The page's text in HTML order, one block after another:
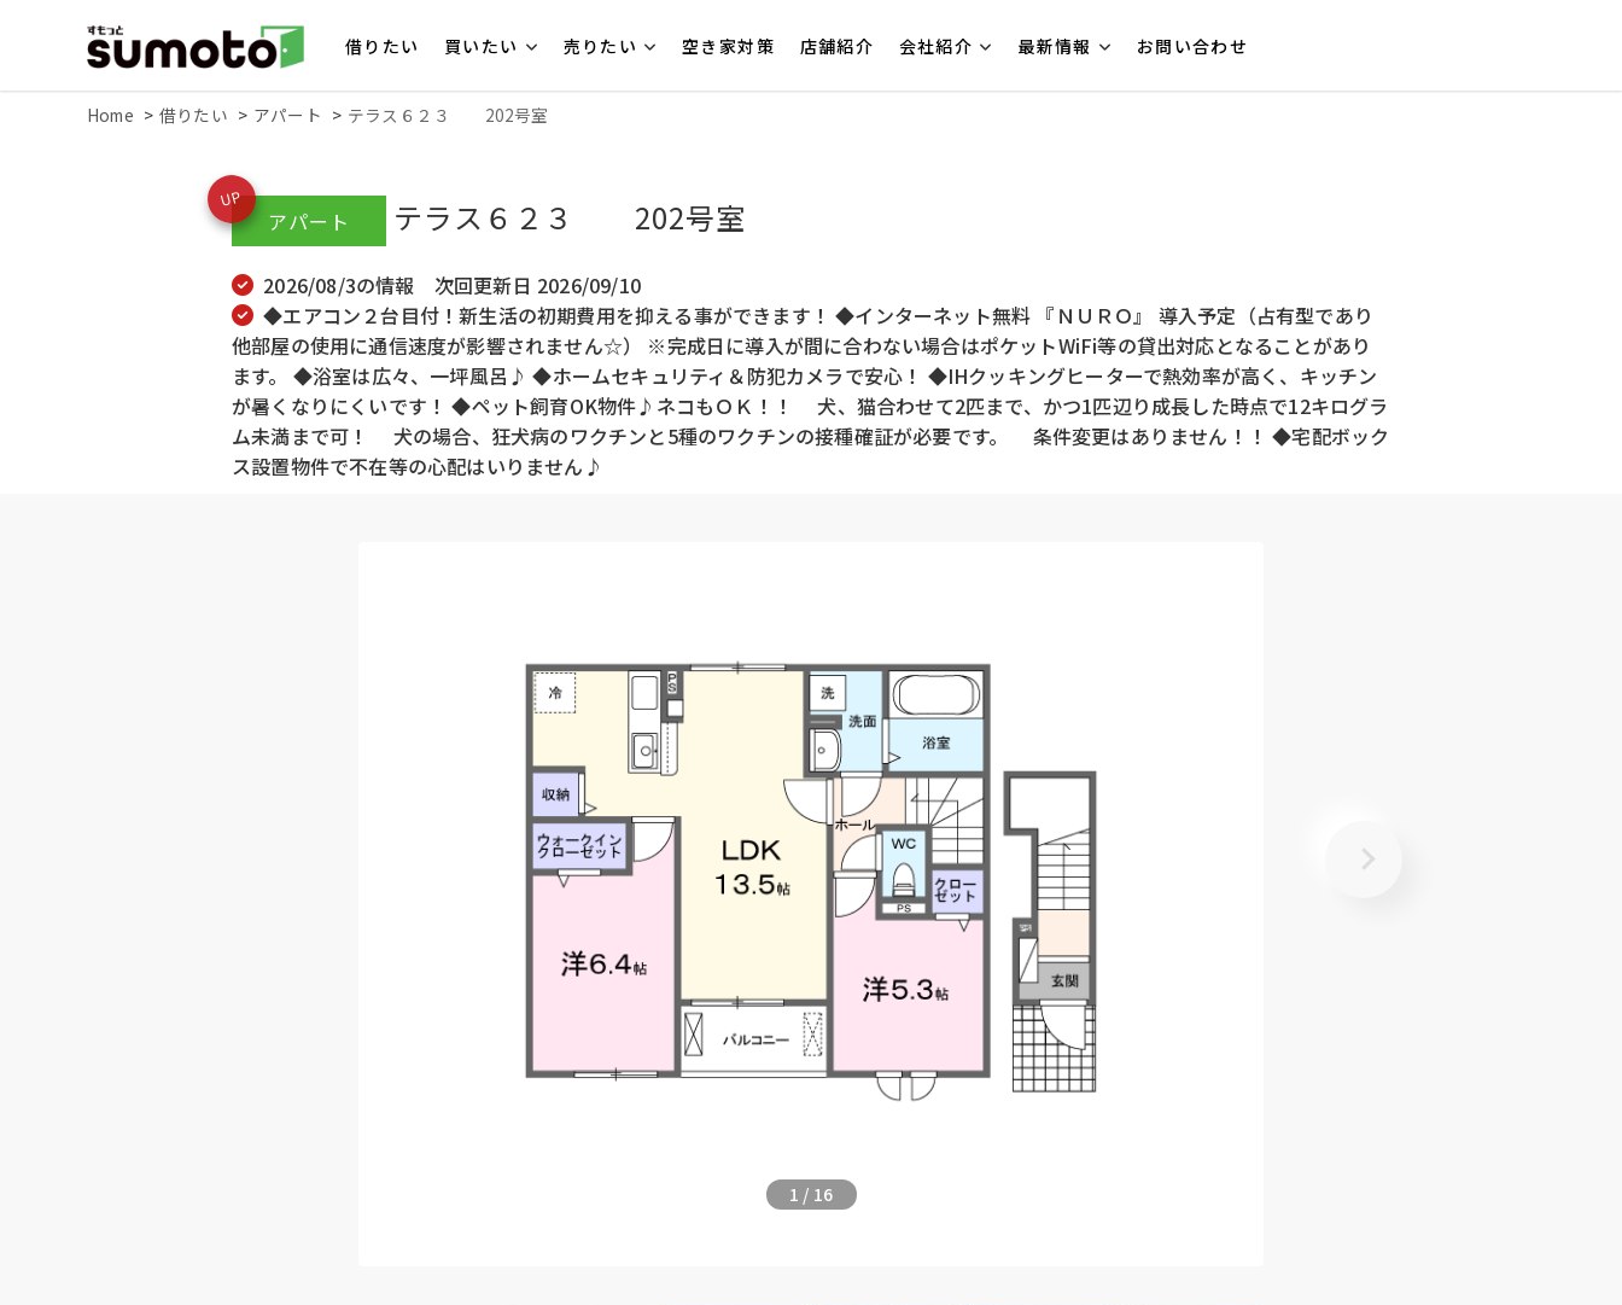
借りたい 買いたい 売りたい 空き家対策 店舗紹介 会社紹介 最新情報 お問い合わせ
Home 借りたい アパート テラス６２３ 202号室
アパート テラス６２３ 202号室
UP
2026/08/3の情報 次回更新日 2026/09/10
◆エアコン２台目付！新生活の初期費用を抑える事ができます！ ◆インターネット無料 『ＮＵＲＯ』 導入予定（占有型であり
他部屋の使用に通信速度が影響されません☆） ※完成日に導入が間に合わない場合はポケットWiFi等の貸出対応となることがあり
ます。 ◆浴室は広々、一坪風呂♪ ◆ホームセキュリティ＆防犯カメラで安心！ ◆IHクッキングヒーターで熱効率が高く、キッチン
が暑くなりにくいです！ ◆ペット飼育OK物件♪ネコもＯＫ！！ 犬、猫合わせて2匹まで、かつ1匹辺り成長した時点で12キログラ
ム未満まで可！ 犬の場合、狂犬病のワクチンと5種のワクチンの接種確証が必要です。 条件変更はありません！！ ◆宅配ボック
ス設置物件で不在等の心配はいりません♪
1 / 16